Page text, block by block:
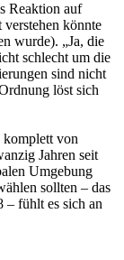
Reaktion auf
könnte
wurde). „Ja, die
schlecht um die
sind nicht
löst sich
komplett von
Jahren seit
Umgebung
sollten – das
– fühlt es sich an